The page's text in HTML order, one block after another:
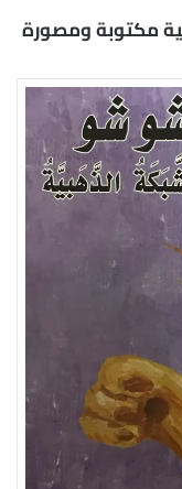
مكتوبة ومصورة